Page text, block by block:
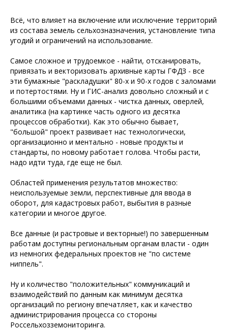
Всё, что влияет на включение или исключение территорий
из состава земель сельхозназначения, установление типа
угодий и ограничений на использование.
Самое сложное и трудоемкое - найти, отсканировать,
привязать и векторизовать архивные карты ГФДЗ - все
эти бумажные "раскладушки" 80-х и 90-х годов с заломами
и потертостями. Ну и ГИС-анализ довольно сложный и с
большими объемами данных - чистка данных, оверлей,
аналитика (на картинке часть одного из десятка
процессов обработки). Как это обычно бывает,
"большой" проект развивает нас технологически,
организационно и ментально - новые продукты и
стандарты, по новому работает голова. Чтобы расти,
надо идти туда, где еще не был.
Областей применения результатов множество:
неиспользуемые земли, перспективные для ввода в
оборот, для кадастровых работ, выбытия в разные
категории и многое другое.
Все данные (и растровые и векторные!) по завершенным
работам доступны региональным органам власти - один
из немногих федеральных проектов не "по системе
ниппель".
Ну и количество "положительных" коммуникаций и
взаимодействий по данным как минимум десятка
организаций по региону впечатляет, как и качество
администрирования процесса со стороны
Россельхозземониторинга.